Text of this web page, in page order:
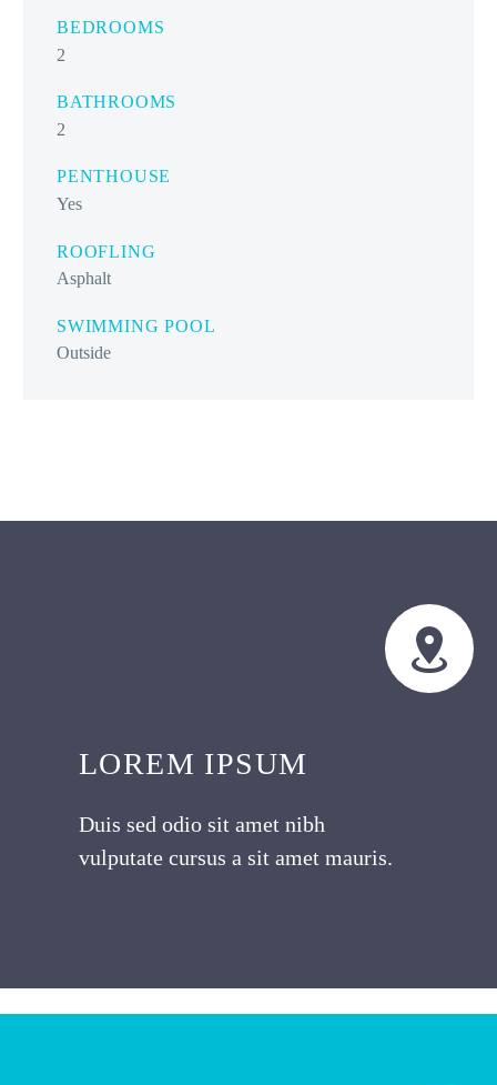
BEDROOMS
2
BATHROOMS
2
PENTHOUSE
Yes
ROOFLING
Asphalt
SWIMMING POOL
Outside


LOREM IPSUM
Duis sed odio sit amet nibh
vulputate cursus a sit amet mauris.